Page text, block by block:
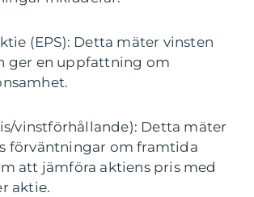
(EPS): Detta mäter vinsten
ger en uppfattning om
vinstförhållande): Detta mäter
förväntningar om framtida
att jämföra aktiens pris med
aktie.